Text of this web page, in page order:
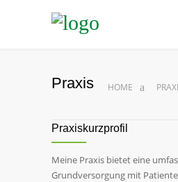
Praxis HOME
Praxiskurzprofil
Meine Praxis bietet eine
Grundversorgung mit